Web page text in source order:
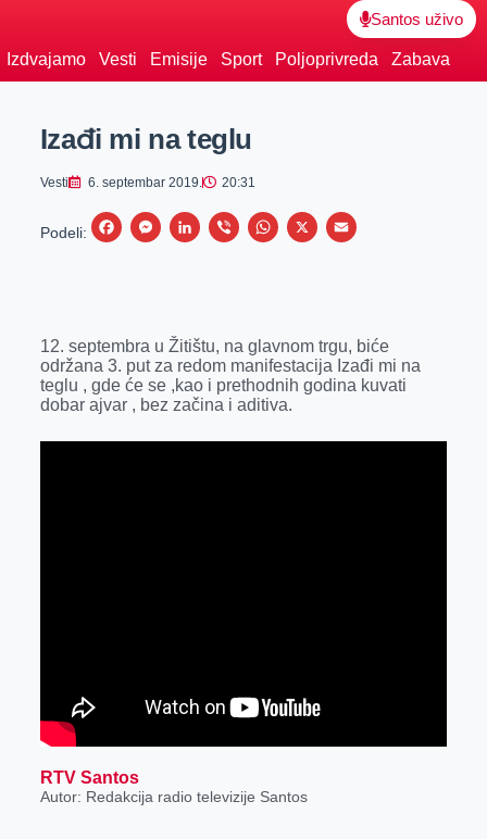
Santos uživo
Izdvajamo Vesti Emisije Sport Poljoprivreda Zabava
Izađi mi na teglu
Vesti 6. septembar 2019. 20:31
Podeli:
F
b
o
o
k
M
e
n
g
e
L
e
d
I
n
V
r
W
s
A
p
p
X
E
l
12. septembra u Žitištu, na glavnom trgu, biće
održana 3. put za redom manifestacija Izađi mi na
teglu , gde će se ,kao i prethodnih godina kuvati
dobar ajvar , bez začina i aditiva.
RTV Santos
Autor: Redakcija radio televizije Santos